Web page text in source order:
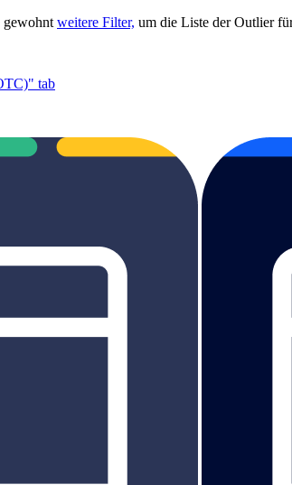
weitere Filter, um die Liste der Outlier
tab